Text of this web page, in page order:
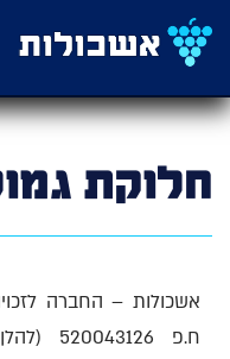
חלוקת
אשכולות – החברה
ח.פ